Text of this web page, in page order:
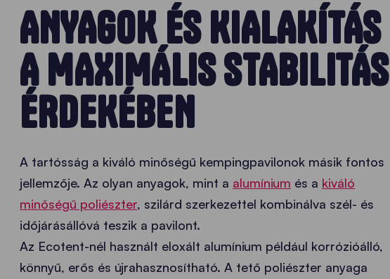
ANYAGOK ÉS KIALAKÍTÁS
A MAXIMÁLIS STABILITÁS
ÉRDEKÉBEN
A tartósság a kiváló minőségű kempingpavilonok másik fontos
jellemzője. Az olyan anyagok, mint a alumínium és a kiváló
minőségű poliészter, szilárd szerkezettel kombinálva szél- és
időjárásállóvá teszik a pavilont.
Az Ecotent-nél használt eloxált alumínium például korrózióálló,
könnyű, erős és újrahasznosítható. A tető poliészter anyaga